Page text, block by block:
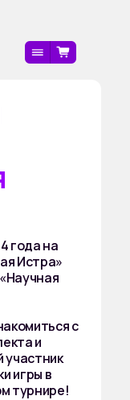
года на
Истра»
с
и
участник
игры в
турнире!